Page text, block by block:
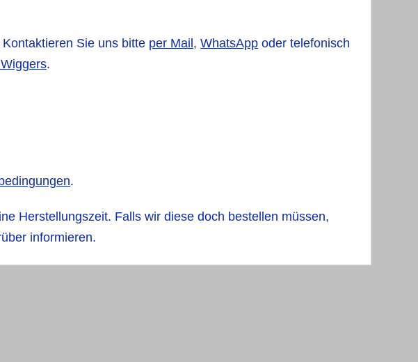
Sie uns bitte per Mail , WhatsApp oder telefonisch
.
.
Herstellungszeit. Falls wir diese doch bestellen müssen,
informieren.